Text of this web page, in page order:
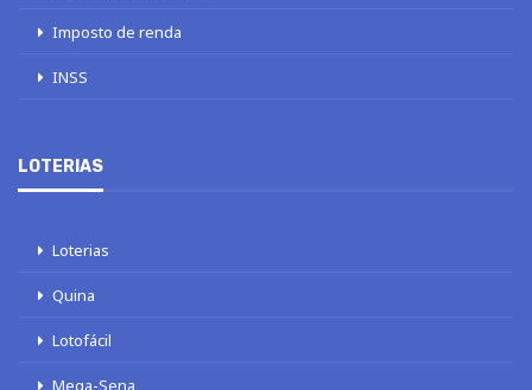
Imposto de renda
INSS
LOTERIAS
Loterias
Quina
Lotofácil
Mega-Sena